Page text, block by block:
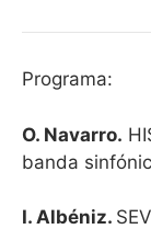
Programa:
O. Navarro.
banda
I. Albéniz.